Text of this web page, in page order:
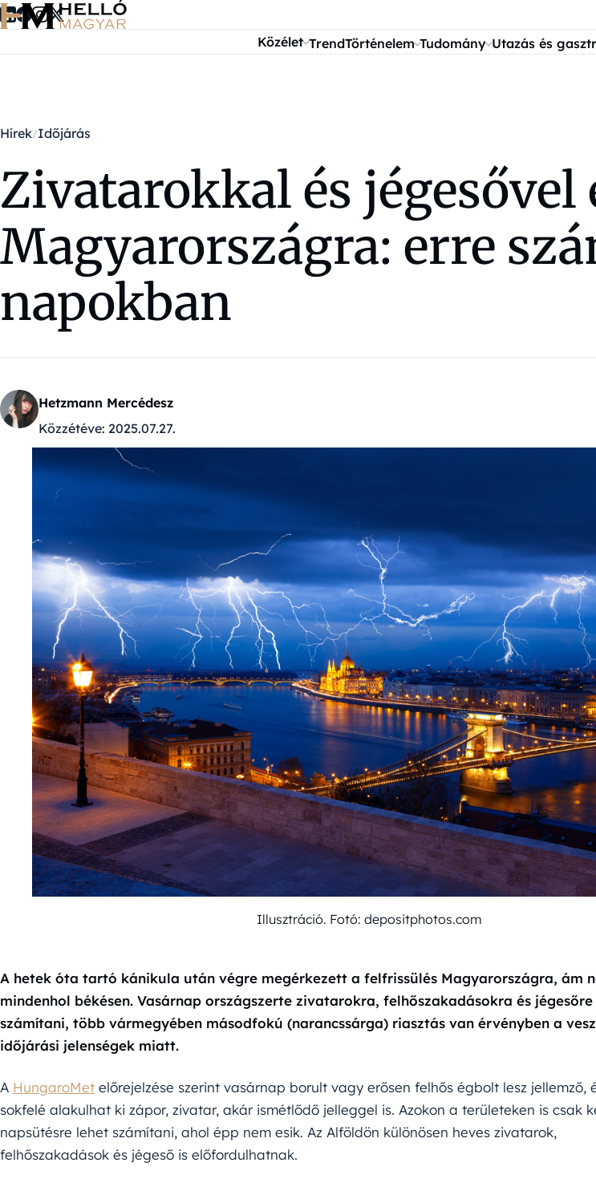
Ugrás a tartalomra
Közélet TrendTörténelem Tudomány Utazás és
Hírek Időjárás
Zivatarokkal és
Magyarországra: erre
napokban
Hetzmann Mercédesz
Közzétéve: 2025.07.27.
Illusztráció. Fotó: depositphotos.com
A hetek óta tartó kánikula után végre megérkezett a felfrissülés Magyarországra, ám
mindenhol békésen. Vasárnap országszerte zivatarokra, felhőszakadásokra és
számítani, több vármegyében másodfokú (narancssárga) riasztás van érvényben a
időjárási jelenségek miatt.
A HungaroMet előrejelzése szerint vasárnap borult vagy erősen felhős égbolt lesz jellemző,
sokfelé alakulhat ki zápor, zivatar, akár ismétlődő jelleggel is. Azokon a területeken is csak
napsütésre lehet számítani, ahol épp nem esik. Az Alföldön különösen heves zivatarok,
felhőszakadások és jégeső is előfordulhatnak.